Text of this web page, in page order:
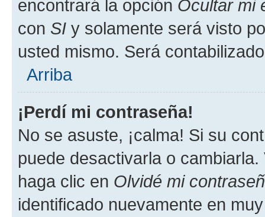
encontrará la opción Ocultar mi
con SI y solamente será visto
usted mismo. Será
Arriba
¡Perdí mi contraseña!
No se asuste, ¡calma! Si su
puede desactivarla o
haga clic en Olvidé mi
identificado nuevamente en